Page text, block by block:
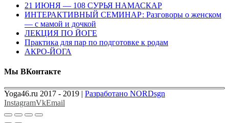
21 ИЮНЯ — 108 СУРЬЯ НАМАСКАР
ИНТЕРАКТИВНЫЙ СЕМИНАР: Разговоры о женском
— с мамой и дочкой
ЛЕКЦИЯ ПО ЙОГЕ
Практика для пар по подготовке к родам
АКРО-ЙОГА
Мы ВКонтакте
Yoga46.ru 2017 - 2019 | Разработано NORDsgn
InstagramVkEmail